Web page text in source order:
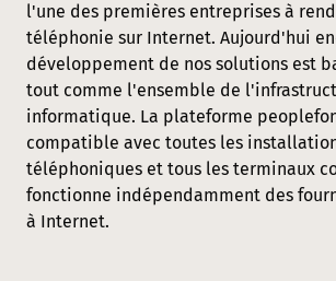
l'une des premières entreprises à
téléphonie sur Internet. Aujourd'hui
développement de nos solutions est
tout comme l'ensemble de
informatique. La plateforme
compatible avec toutes les
téléphoniques et tous les terminaux
fonctionne indépendamment des
à Internet.